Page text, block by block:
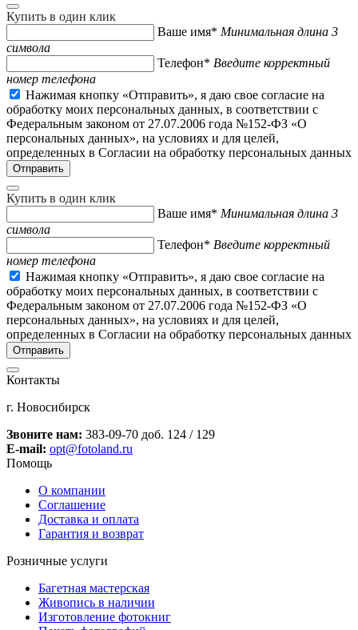
Купить в один клик
Ваше имя* Минимальная длина 3
символа
Телефон* Введите корректный
номер телефона
Нажимая кнопку «Отправить», я даю свое согласие на
обработку моих персональных данных, в соответствии с
Федеральным законом от 27.07.2006 года №152-ФЗ «О
персональных данных», на условиях и для целей,
определенных в Согласии на обработку персональных данных
Купить в один клик
Ваше имя* Минимальная длина 3
символа
Телефон* Введите корректный
номер телефона
Нажимая кнопку «Отправить», я даю свое согласие на
обработку моих персональных данных, в соответствии с
Федеральным законом от 27.07.2006 года №152-ФЗ «О
персональных данных», на условиях и для целей,
определенных в Согласии на обработку персональных данных
Контакты
г. Новосибирск
Звоните нам: 383-09-70 доб. 124 / 129
E-mail: opt@fotoland.ru
Помощь
О компании
Соглашение
Доставка и оплата
Гарантия и возврат
Розничные услуги
Багетная мастерская
Живопись в наличии
Изготовление фотокниг